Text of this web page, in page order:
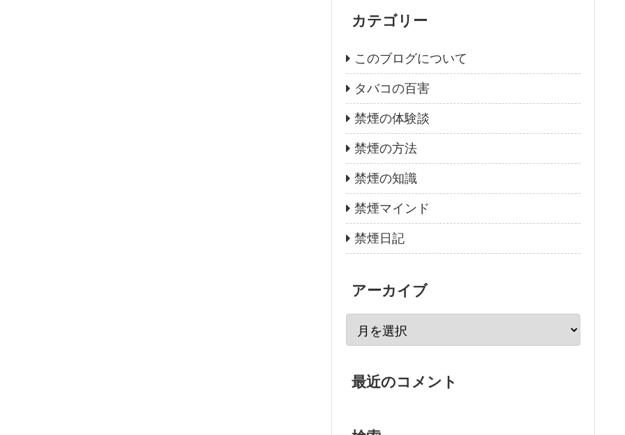
カテゴリー
このブログについて
タバコの百害
禁煙の体験談
禁煙の方法
禁煙の知識
禁煙マインド
禁煙日記
アーカイブ
最近のコメント